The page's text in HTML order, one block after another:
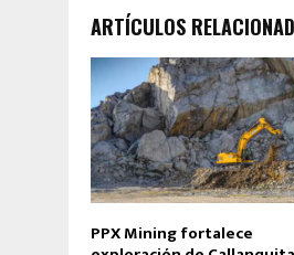
ARTÍCULOS
PPX Mining fortalece